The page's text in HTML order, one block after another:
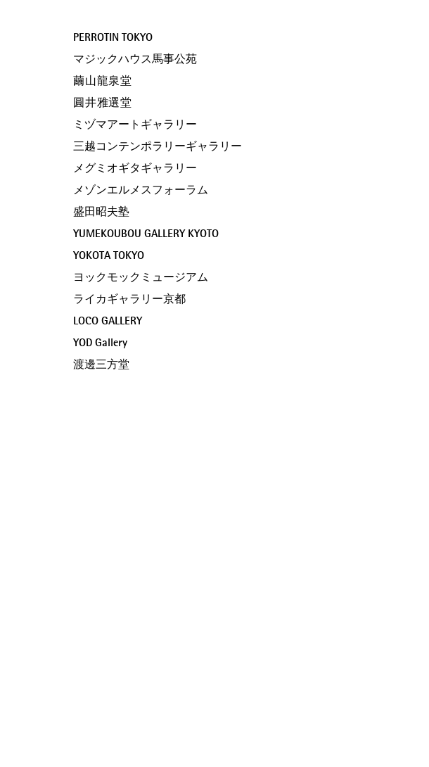
PERROTIN TOKYO
マジックハウス馬事公苑
繭山龍泉堂
圓井雅選堂
ミヅマアートギャラリー
三越コンテンポラリーギャラリー
メグミオギタギャラリー
メゾンエルメスフォーラム
盛田昭夫塾
YUMEKOUBOU GALLERY KYOTO
YOKOTA TOKYO
ヨックモックミュージアム
ライカギャラリー京都
LOCO GALLERY
​YOD Gallery
渡邊三方堂